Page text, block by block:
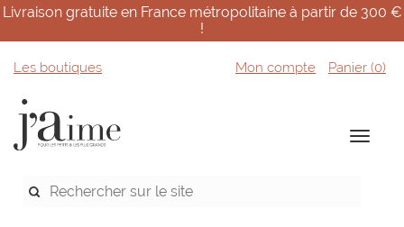
Livraison gratuite en France métropolitaine à partir de 300 €
!
Les boutiques Mon compte Panier (0)